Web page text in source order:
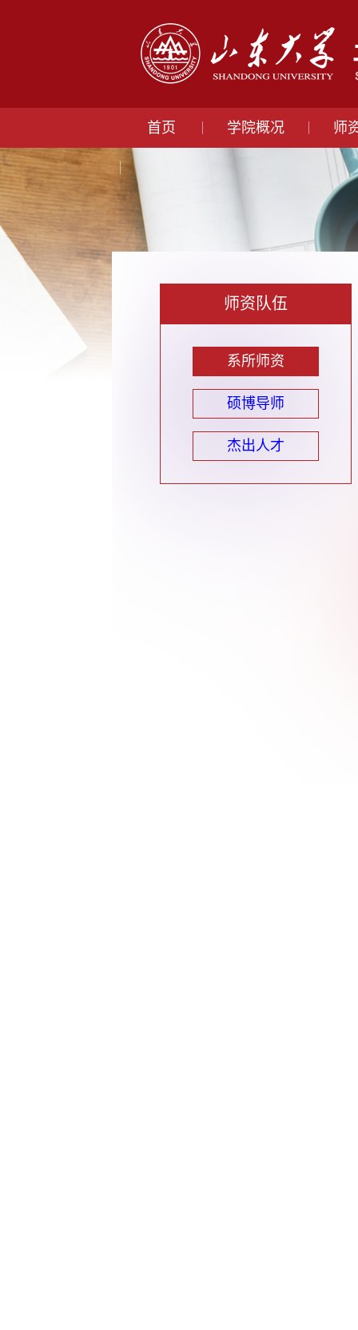
首页 学院概况 师
师资队伍
系所师资
硕博导师
杰出人才